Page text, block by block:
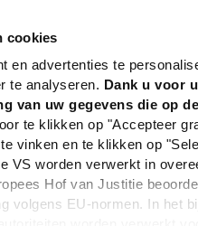
cookies
en advertenties te
te analyseren. Dank u voor
van uw gegevens die op
te klikken op "Accepteer
te vinken en te klikken op
VS worden verwerkt in
Hof van Justitie
volgens EU-normen. In het